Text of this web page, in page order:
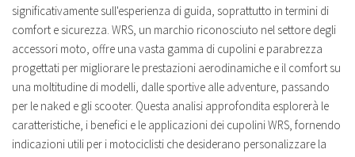
significativamente sull'esperienza di guida, soprattutto in termini di
comfort e sicurezza. WRS, un marchio riconosciuto nel settore degli
accessori moto, offre una vasta gamma di cupolini e parabrezza
progettati per migliorare le prestazioni aerodinamiche e il comfort su
una moltitudine di modelli, dalle sportive alle adventure, passando
per le naked e gli scooter. Questa analisi approfondita esplorerà le
caratteristiche, i benefici e le applicazioni dei cupolini WRS, fornendo
indicazioni utili per i motociclisti che desiderano personalizzare la